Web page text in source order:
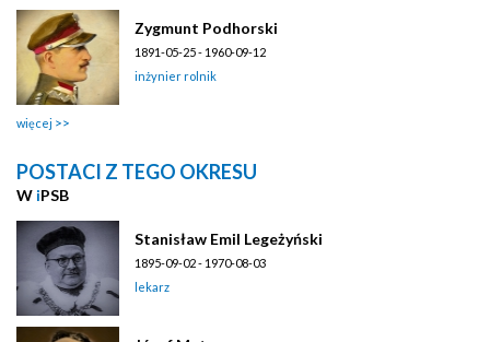
Zygmunt Podhorski
1891-05-25 - 1960-09-12
inżynier rolnik
więcej
POSTACI Z TEGO OKRESU
W iPSB
Stanisław Emil Legeżyński
1895-09-02 - 1970-08-03
lekarz